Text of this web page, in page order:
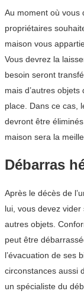
Au moment où vous
propriétaires
maison vous
Vous devrez la
besoin seront
mais d’autres
place. Dans ce cas,
devront être
maison sera la
Débarras
Après le décès de
lui, vous devez
autres objets.
peut être
l’évacuation de ses
circonstances aussi
un spécialiste du